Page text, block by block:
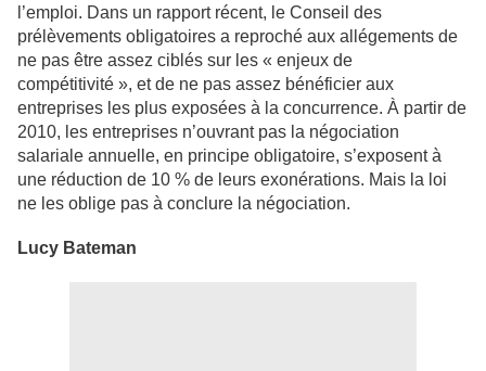
l’emploi. Dans un rapport récent, le Conseil des
prélèvements obligatoires a reproché aux allégements de
ne pas être assez ciblés sur les « enjeux de
compétitivité », et de ne pas assez bénéficier aux
entreprises les plus exposées à la concurrence. À partir de
2010, les entreprises n’ouvrant pas la négociation
salariale annuelle, en principe obligatoire, s’exposent à
une réduction de 10 % de leurs exonérations. Mais la loi
ne les oblige pas à conclure la négociation.
Lucy Bateman